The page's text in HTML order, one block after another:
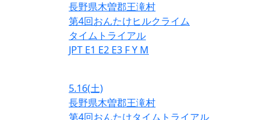
長野県木曽郡王滝村
第4回おんたけヒルクライム
タイムトライアル
JPT E1 E2 E3 FY M
5.16(土)
長野県木曽郡王滝村
第4回おんたけタイムトライアル